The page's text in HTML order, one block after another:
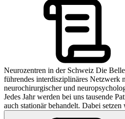
Neurozentren in der Schweiz Die Bellevue Medical Group ist ein
führendes interdisziplinäres Netzwerk
neurochirurgischer und
Jedes Jahr werden bei uns tausende
auch stationär behandelt. Dabei
individualisierte Therapie, sowie